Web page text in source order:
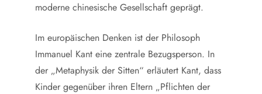
moderne chinesische Gesellschaft geprägt.
Im europäischen Denken ist der Philosoph
Immanuel Kant eine zentrale Bezugsperson. In
der „Metaphysik der Sitten“ erläutert Kant, dass
Kinder gegenüber ihren Eltern „Pflichten der